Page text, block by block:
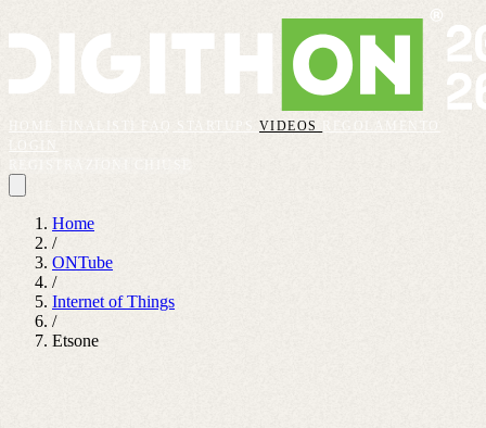
VIDEOS
REGOLAMENTO
Home
/
ONTube
/
Internet of Things
/
Etsone